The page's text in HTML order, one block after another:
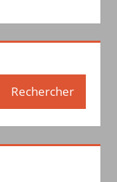
Rechercher